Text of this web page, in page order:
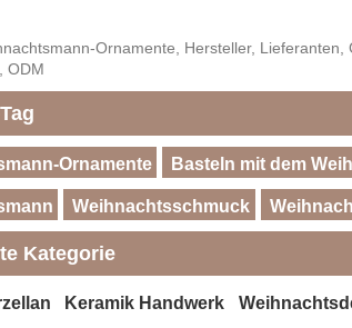
Ornamente, Hersteller,
ODM
Ornamente Basteln mit dem
Weihnachtsschmuck
Kategorie
Keramik Handwerk